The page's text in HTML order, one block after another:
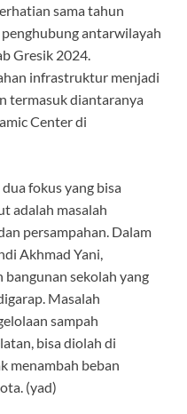
sama tahun
antarwilayah
Gresik 2024.
infrastruktur menjadi
termasuk diantaranya
Center di
fokus yang bisa
adalah masalah
persampahan. Dalam
Akhmad Yani,
sekolah yang
Masalah
sampah
bisa diolah di
menambah beban
(yad)